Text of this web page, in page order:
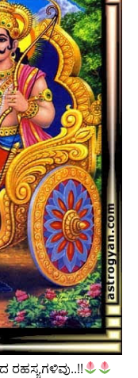
ರಹಸ್ಯಗಳಿವು..!!